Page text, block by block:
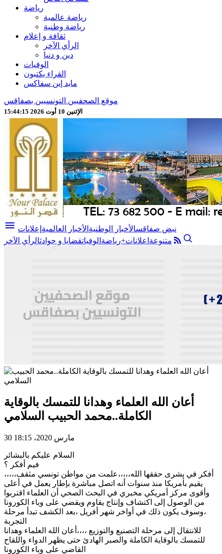
رياضة
رياضة عالمية
رياضة وطنية
ثقافة و إعلام
الرأي الآخر
دين و دنيا
الوفيات
القراء يكتبون
مايد إين سفاكس
موقع الصحفيين التونسيين بصفاقس
الإثنين 10 أوت 2026 15:44:17
menu نبض صفاقسالأخبار الوطنية الأخبار العالمية إعلانات
متنوعة اعلانات+رياضة الوفياتقضايا و حوادثالرأي الآخر
أعان الله العلماء وهدانا للتمسك بالوقاية
الكاملة..محمد الحبيب السلامي
30 مارس 2020، 18:15
السلام عليكم بالبشائر
فيم أفكر ؟
،،،،،أفكر في بشرى حققها الله،،،،،علمت من مواطن تونسي مثقف
يقيم بأمريكا منذ سنوات أنه اتصل مباشرة بإطار يعمل في أعلى
وأقوى مركز أمريكي مخبري في البحث الصحي أن العلماء اقتربوا
من الوصول إلى اكتشاف وإنتاج يقاوم ويقضي على وباء الكورونا
،وسوف يكون ذلك في أواخر شهر أفريل ،بعد الكشف تبدأ مرحلة
التجربة
للانتقال إلى مرحلة التصنيع والتوزيع ،،،،أعان الله العلماء وهدانا
للتمسك بالوقاية الكاملة والصبر الهادئ حتى يظهر الدواء واللقاح
القاضي على وباء الكورونا